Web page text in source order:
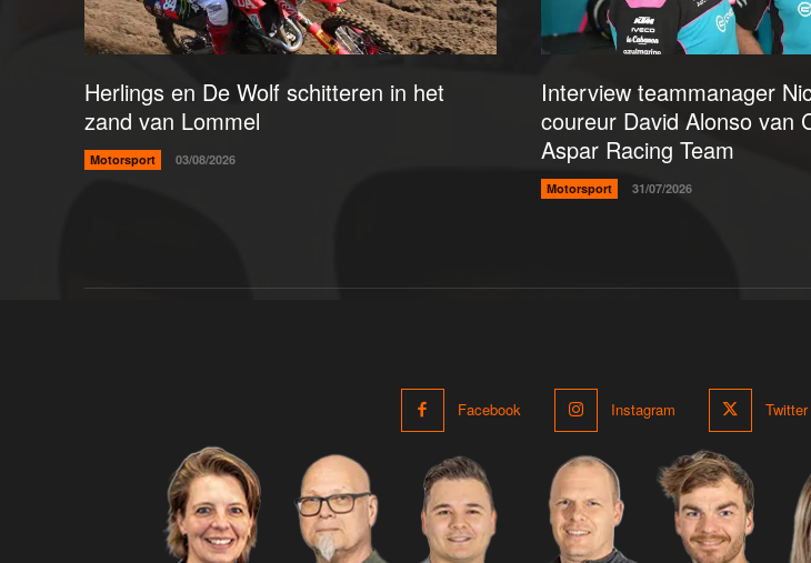
Herlings en De Wolf schitteren in het
zand van Lommel
Motorsport 03/08/2026
Interview teammanager
coureur David Alonso van
Aspar Racing Team
Motorsport 31/07/2026
Facebook Instagram Twitter